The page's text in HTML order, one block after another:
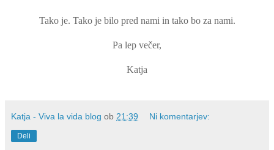
Tako je. Tako je bilo pred nami in tako bo za nami.
Pa lep večer,
Katja
Katja - Viva la vida blog ob 21:39 Ni komentarjev:
Deli